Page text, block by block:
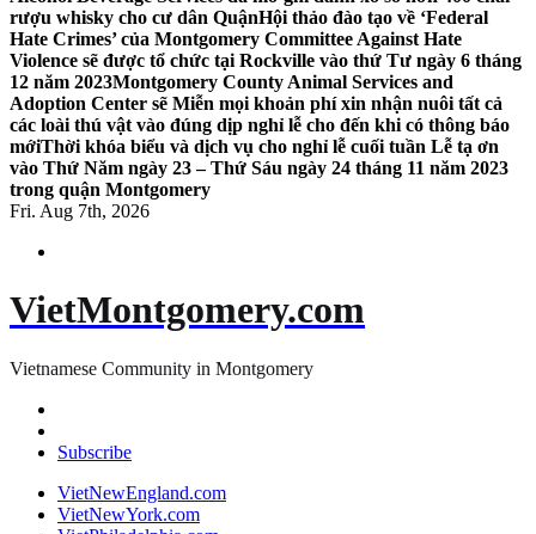
rượu whisky cho cư dân QuậnHội thảo đào tạo về ‘Federal
Hate Crimes’ của Montgomery Committee Against Hate
Violence sẽ được tổ chức tại Rockville vào thứ Tư ngày 6 tháng
12 năm 2023Montgomery County Animal Services and
Adoption Center sẽ Miễn mọi khoản phí xin nhận nuôi tất cả
các loài thú vật vào đúng dịp nghỉ lễ cho đến khi có thông báo
mớiThời khóa biểu và dịch vụ cho nghỉ lễ cuối tuần Lễ tạ ơn
vào Thứ Năm ngày 23 – Thứ Sáu ngày 24 tháng 11 năm 2023
trong quận Montgomery
Fri. Aug 7th, 2026
VietMontgomery.com
Vietnamese Community in Montgomery
Subscribe
VietNewEngland.com
VietNewYork.com